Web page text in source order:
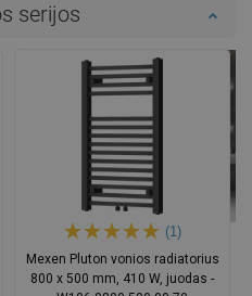
serijos
(1)
Mexen Pluton vonios radiatorius
800 x 500 mm, 410 W, juodas -